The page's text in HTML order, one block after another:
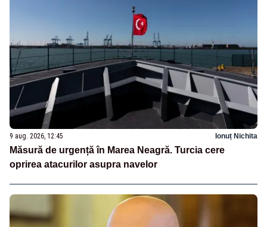
9 aug. 2026, 12:45 Ionuț Nichita
Măsură de urgență în Marea Neagră. Turcia cere
oprirea atacurilor asupra navelor